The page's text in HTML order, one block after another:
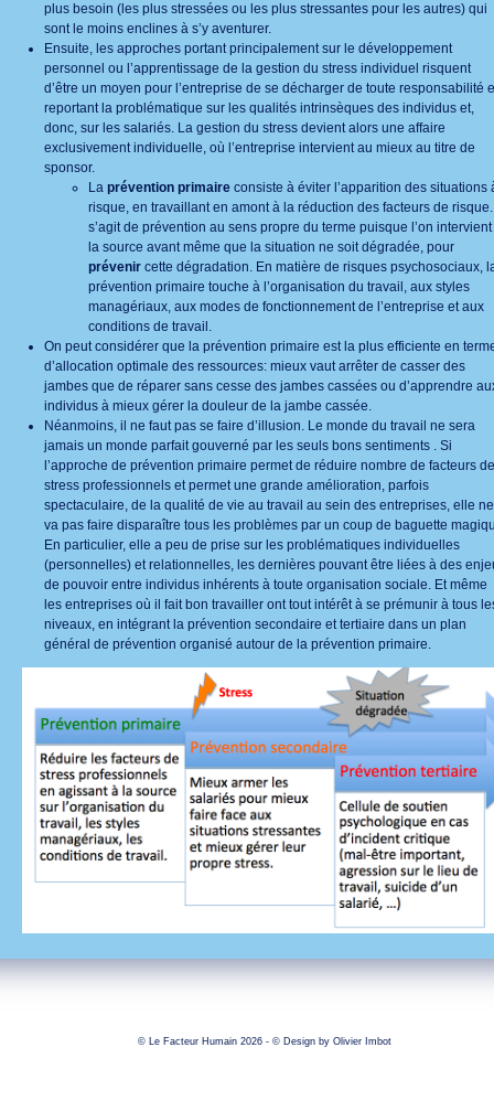
plus besoin (les plus stressées ou les plus stressantes pour les autres) qui
sont le moins enclines à s’y aventurer.
Ensuite, les approches portant principalement sur le développement
personnel ou l’apprentissage de la gestion du stress individuel risquent
d’être un moyen pour l’entreprise de se décharger de toute responsabilité
reportant la problématique sur les qualités intrinsèques des individus et,
donc, sur les salariés. La gestion du stress devient alors une affaire
exclusivement individuelle, où l’entreprise intervient au mieux au titre de
sponsor.
La prévention primaire consiste à éviter l’apparition des situations
risque, en travaillant en amont à la réduction des facteurs de
s’agit de prévention au sens propre du terme puisque l’on
la source avant même que la situation ne soit dégradée, pour
prévenir cette dégradation. En matière de risques psychosociaux,
prévention primaire touche à l’organisation du travail, aux styles
managériaux, aux modes de fonctionnement de l’entreprise et aux
conditions de travail.
On peut considérer que la prévention primaire est la plus efficiente en
d’allocation optimale des ressources: mieux vaut arrêter de casser des
jambes que de réparer sans cesse des jambes cassées ou d’apprendre
individus à mieux gérer la douleur de la jambe cassée.
Néanmoins, il ne faut pas se faire d’illusion. Le monde du travail ne sera
jamais un monde parfait gouverné par les seuls bons sentiments . Si
l’approche de prévention primaire permet de réduire nombre de facteurs de
stress professionnels et permet une grande amélioration, parfois
spectaculaire, de la qualité de vie au travail au sein des entreprises, elle ne
va pas faire disparaître tous les problèmes par un coup de baguette
En particulier, elle a peu de prise sur les problématiques individuelles
(personnelles) et relationnelles, les dernières pouvant être liées à des
de pouvoir entre individus inhérents à toute organisation sociale. Et même
les entreprises où il fait bon travailler ont tout intérêt à se prémunir à tous
niveaux, en intégrant la prévention secondaire et tertiaire dans un plan
général de prévention organisé autour de la prévention primaire.
© Le Facteur Humain 2026 - © Design by Olivier Imbot